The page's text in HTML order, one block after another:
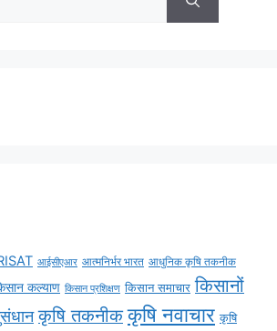
आईसीएआर आत्मनिर्भर भारत आधुनिक कृषि तकनीक
कल्याण किसान प्रशिक्षण किसान समाचार किसानों
कृषि तकनीक कृषि नवाचार कृषि